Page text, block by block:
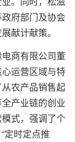
府部门及协会
献计献策。
商有限公司董
运营区域与特
农产品销售起
产业链的创业
式，强调了个
定时定点推